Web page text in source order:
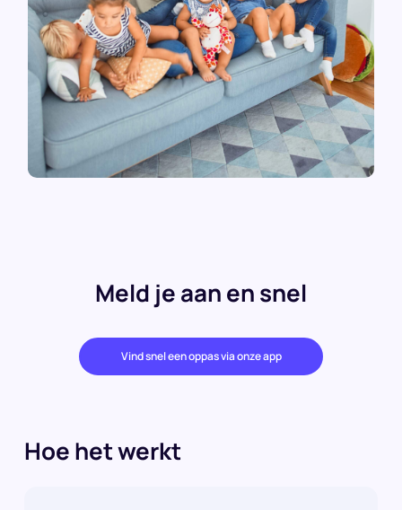
Meld je aan en snel
Vind snel een oppas via onze app
Hoe het werkt